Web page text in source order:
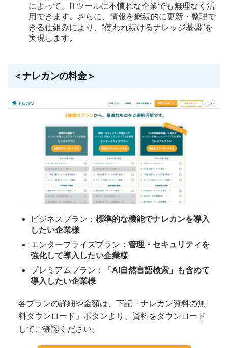
によって、ITツールに不慣れな企業でも無理なく活
用できます。さらに、情報を継続的に更新・整理で
きる仕組みにより、“使われ続けるナレッジ基盤”を
実現します。
＜ナレカンの料金＞
ビジネスプラン： 標準的な機能でナレカンを導入
したい企業様
エンタープライズプラン： 管理・セキュリティを
強化して導入したい企業様
プレミアムプラン：
「AI自然言語検索」も含めて
導入したい企業様
各プランの詳細や金額は、下記「ナレカン資料の無
料ダウンロード」ボタンより、資料をダウンロード
してご確認ください。